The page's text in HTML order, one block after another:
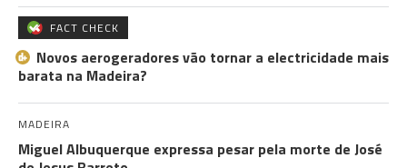
FACT CHECK
Novos aerogeradores vão tornar a electricidade mais
barata na Madeira?
MADEIRA
Miguel Albuquerque expressa pesar pela morte de José